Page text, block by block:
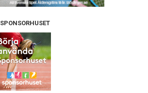
SPONSORHUSET